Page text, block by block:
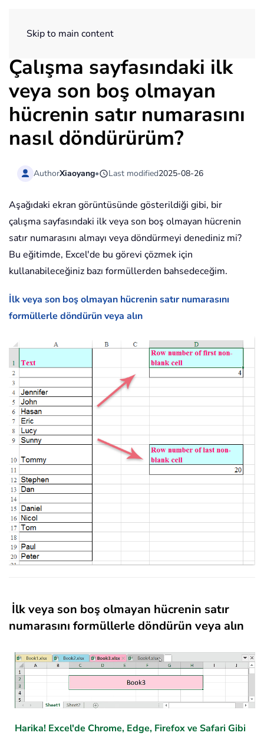
Skip to main content
Çalışma sayfasındaki ilk
veya son boş olmayan
hücrenin satır numarasını
nasıl döndürürüm?
AuthorXiaoyang• Last modified2025-08-26
Aşağıdaki ekran görüntüsünde gösterildiği gibi, bir
çalışma sayfasındaki ilk veya son boş olmayan hücrenin
satır numarasını almayı veya döndürmeyi denediniz mi?
Bu eğitimde, Excel'de bu görevi çözmek için
kullanabileceğiniz bazı formüllerden bahsedeceğim.
İlk veya son boş olmayan hücrenin satır numarasını
formüllerle döndürün veya alın
İlk veya son boş olmayan hücrenin satır
numarasını formüllerle döndürün veya alın
Harika! Excel'de Chrome, Edge, Firefox ve Safari Gibi